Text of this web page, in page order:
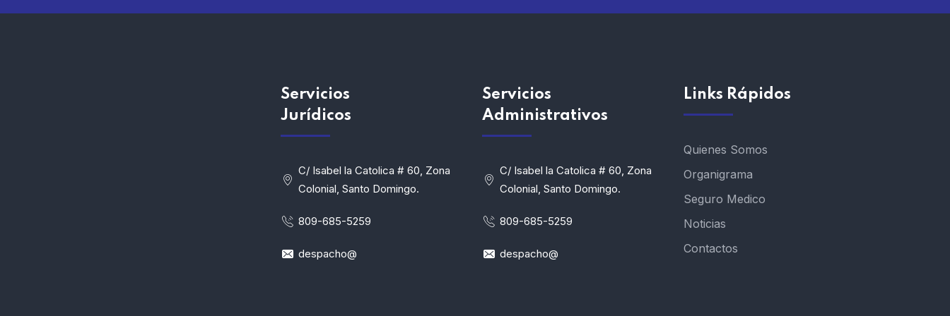
Servicios
Jurídicos
C/ Isabel la Catolica # 60, Zona
Colonial, Santo Domingo.
809-685-5259
despacho@
Servicios
Administrativos
C/ Isabel la Catolica # 60, Zona
Colonial, Santo Domingo.
809-685-5259
despacho@
Links Rápidos
Quienes Somos
Organigrama
Seguro Medico
Noticias
Contactos